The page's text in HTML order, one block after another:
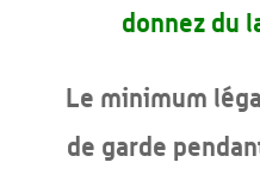
donnez du
Le minimum
de garde